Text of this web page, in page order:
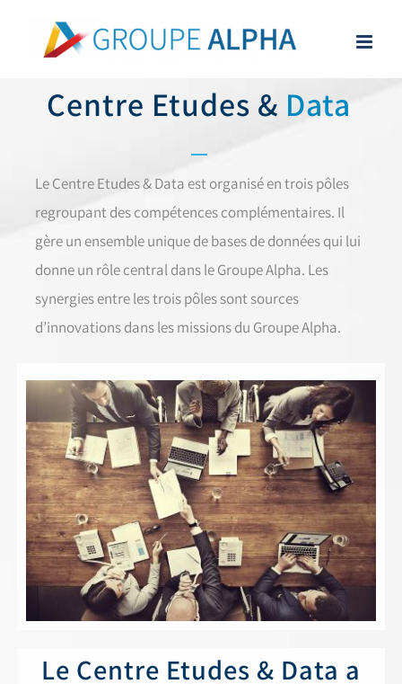
Centre Etudes & Data
Le Centre Etudes & Data est organisé en trois pôles
regroupant des compétences complémentaires. Il
gère un ensemble unique de bases de données qui lui
donne un rôle central dans le Groupe Alpha. Les
synergies entre les trois pôles sont sources
d’innovations dans les missions du Groupe Alpha.
Le Centre Etudes & Data a